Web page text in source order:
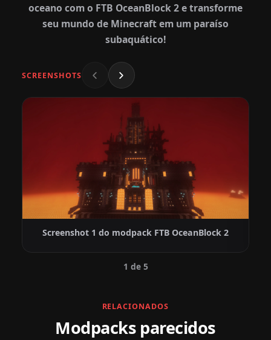
oceano com o FTB OceanBlock 2 e transforme
seu mundo de Minecraft em um paraíso
subaquático!
SCREENSHOTS
Screenshot 1 do modpack FTB OceanBlock 2
1 de 5
RELACIONADOS
Modpacks parecidos